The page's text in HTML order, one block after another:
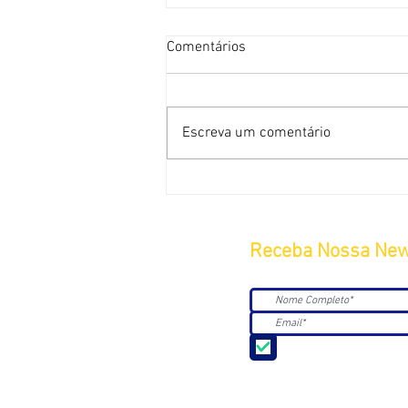
Comentários
Escreva um comentário
Receba Nossa